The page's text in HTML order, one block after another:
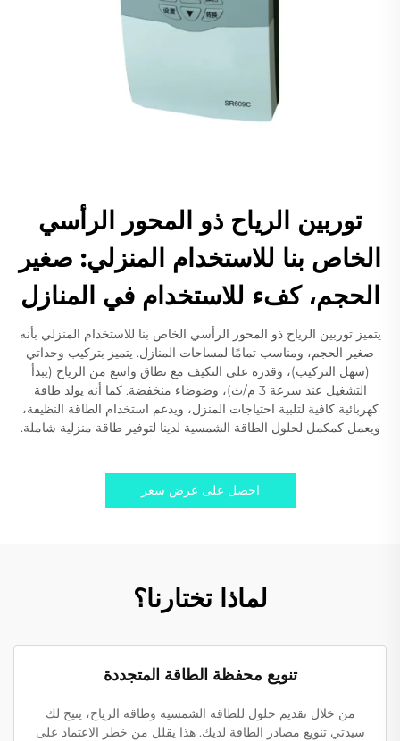
توربين الرياح ذو المحور الرأسي
الخاص بنا للاستخدام المنزلي: صغير
الحجم، كفء للاستخدام في المنازل
يتميز توربين الرياح ذو المحور الرأسي الخاص بنا للاستخدام المنزلي بأنه
صغير الحجم، ومناسب تمامًا لمساحات المنازل. يتميز بتركيب وحداتي
(سهل التركيب)، وقدرة على التكيف مع نطاق واسع من الرياح (يبدأ
التشغيل عند سرعة 3 م/ث)، وضوضاء منخفضة. كما أنه يولد طاقة
كهربائية كافية لتلبية احتياجات المنزل، ويدعم استخدام الطاقة النظيفة،
ويعمل كمكمل لحلول الطاقة الشمسية لدينا لتوفير طاقة منزلية شاملة.
احصل على عرض سعر
لماذا تختارنا؟
تنويع محفظة الطاقة المتجددة
من خلال تقديم حلول للطاقة الشمسية وطاقة الرياح، يتيح لك
سيدتي تنويع مصادر الطاقة لديك. هذا يقلل من خطر الاعتماد على